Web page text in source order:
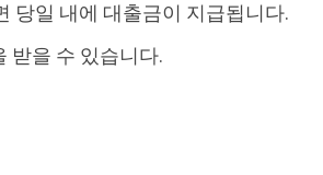
당일 내에 대출금이 지급됩니다.
받을 수 있습니다.